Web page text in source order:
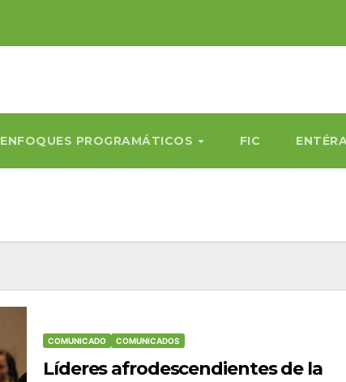
ENFOQUES PROGRAMÁTICOS FIC
COMUNICADO COMUNICADOS
Líderes afrodescendientes de la